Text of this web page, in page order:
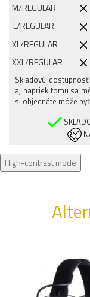
M/REGULAR
L/REGULAR
XL/REGULAR
XXL/REGULAR
Skladovú
aj napriek tomu sa
si objednáte môže
High-contrast mode